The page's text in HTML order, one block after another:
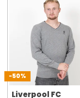
-50%
Liverpool FC